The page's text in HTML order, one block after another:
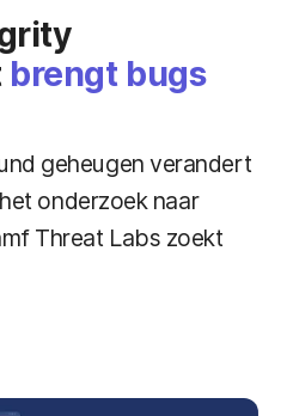
brengt bugs
geheugen verandert
onderzoek naar
Threat Labs zoekt